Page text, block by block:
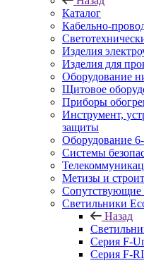
Каталог
Кабельно-
Изделия
Изделия для
Оборудование
Щитовое
Приборы
Инструмент,
защиты
Оборудование
Системы
Метизы и
Сопутствующие
Светильники
Назад
Серия F-
Серия F-